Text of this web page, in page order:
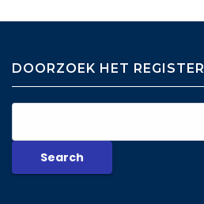
DOORZOEK HET REGISTER